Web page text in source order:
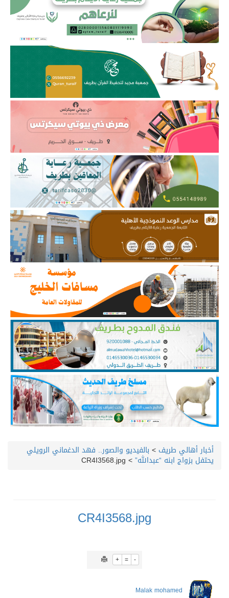
أخبار أهالي طريف > بالفيديو والصور.. فهد الدغماني الرويلي
يحتفل بزواج ابنه “عبدالله”>
CR4I3568.jpg
CR4I3568.jpg
+ = -
Malak mohamed